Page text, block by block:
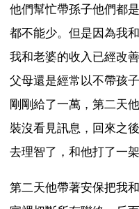
他們幫忙帶孫子他們都
都不能少。但是因為我
我和老婆的收入已經改
父母還是經常以不帶孩
剛剛給了一萬，第二天
裝沒看見訊息，回來之
去理智了，和他打了一架
第二天他帶著安保把我